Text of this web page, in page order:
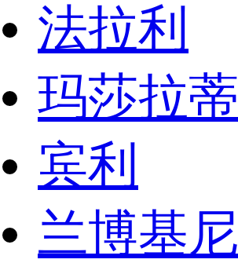
法拉利
玛莎拉蒂
宾利
兰博基尼